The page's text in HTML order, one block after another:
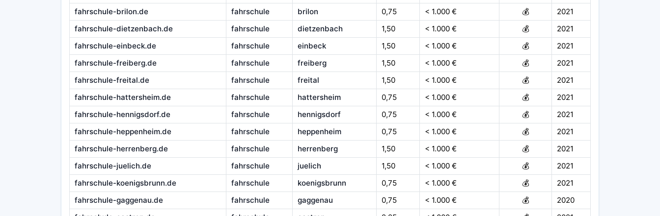
fahrschule-brilon.de
fahrschule brilon 0,75 < 1.000 € 💰
2021
fahrschule-dietzenbach.de
fahrschule dietzenbach 1,50 < 1.000 € 💰
2021
fahrschule-einbeck.de
fahrschule einbeck 1,50 < 1.000 € 💰
2021
fahrschule-freiberg.de
fahrschule freiberg 1,50 < 1.000 € 💰
2021
fahrschule-freital.de
fahrschule freital 1,50 < 1.000 € 💰
2021
fahrschule-hattersheim.de
fahrschule hattersheim 0,75 < 1.000 € 💰
2021
fahrschule-hennigsdorf.de
fahrschule hennigsdorf 0,75 < 1.000 € 💰
2021
fahrschule-heppenheim.de
fahrschule heppenheim 0,75 < 1.000 € 💰
2021
fahrschule-herrenberg.de
fahrschule herrenberg 1,50 < 1.000 € 💰
2021
fahrschule-juelich.de
fahrschule juelich 1,50 < 1.000 € 💰
2021
fahrschule-koenigsbrunn.de
fahrschule koenigsbrunn 0,75 < 1.000 € 💰
2021
fahrschule-gaggenau.de
fahrschule gaggenau 0,75 < 1.000 € 💰
2020